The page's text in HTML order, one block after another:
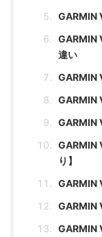
GARMIN
GARMIN
違い
GARMIN
GARMIN
GARMIN
GARMIN
り】
GARMIN
GARMIN
GARMIN